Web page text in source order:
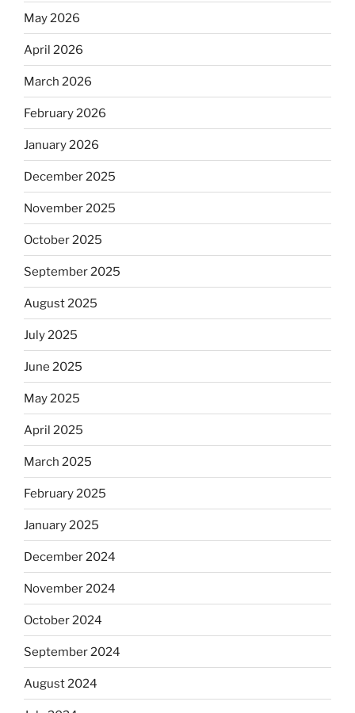
May 2026
April 2026
March 2026
February 2026
January 2026
December 2025
November 2025
October 2025
September 2025
August 2025
July 2025
June 2025
May 2025
April 2025
March 2025
February 2025
January 2025
December 2024
November 2024
October 2024
September 2024
August 2024